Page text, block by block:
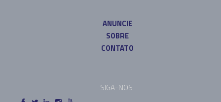
ANUNCIE
SOBRE
CONTATO
SIGA-NOS